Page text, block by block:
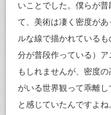
いことでした。僕らが
て、美術は凄く密度が
ルな線で描かれている
分が普段作っている）
もしれませんが、密度
がいる世界観って乖離
と感じていたんですよ